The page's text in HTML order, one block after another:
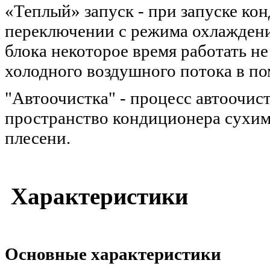
«Теплый» запуск - при запуске
переключении с режима
блока некоторое время работать
холодного воздушного потока в
"Автоочистка" - процесс
пространство кондиционера
плесени.
Характеристики
Основные характеристики